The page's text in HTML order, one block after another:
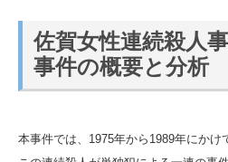
佐賀女性連続殺人
事件の概要と分析
本事件では、1975年から1989年にかけ